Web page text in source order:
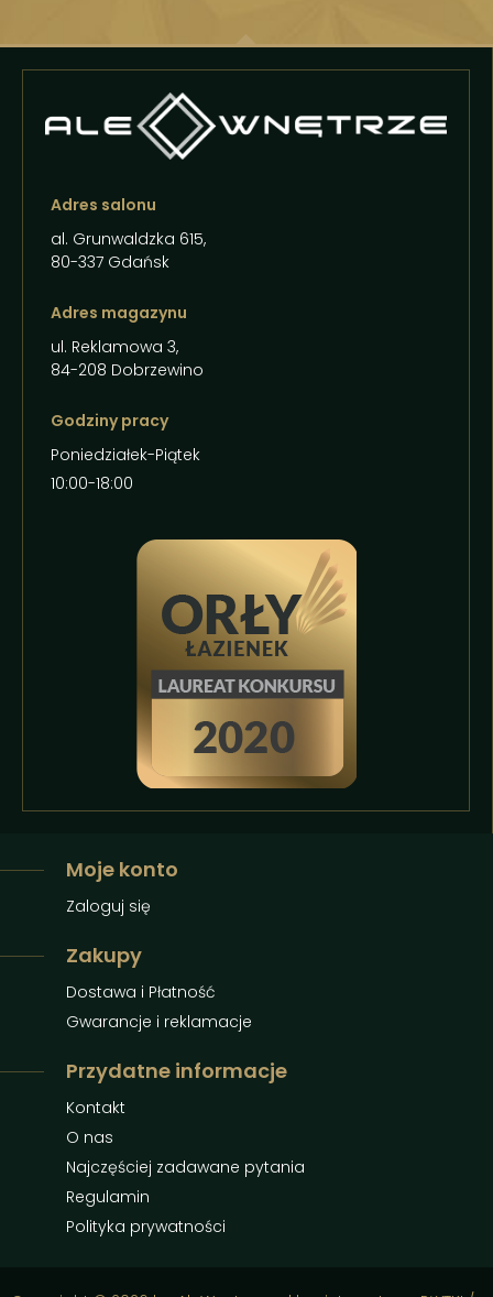
Adres salonu
al. Grunwaldzka 615,
80-337 Gdańsk
Adres magazynu
ul. Reklamowa 3,
84-208 Dobrzewino
Godziny pracy
Poniedziałek-Piątek
10:00-18:00
Moje konto
Zaloguj się
Zakupy
Dostawa i Płatność
Gwarancje i reklamacje
Przydatne informacje
Kontakt
O nas
Najczęściej zadawane pytania
Regulamin
Polityka prywatności